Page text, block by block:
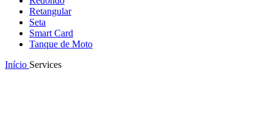
Retangular
Seta
Smart Card
Tanque de Moto
Início Services